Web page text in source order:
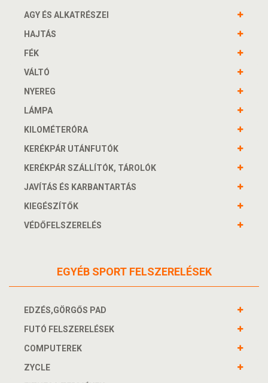
AGY ÉS ALKATRÉSZEI
HAJTÁS
FÉK
VÁLTÓ
NYEREG
LÁMPA
KILOMÉTERÓRA
KERÉKPÁR UTÁNFUTÓK
KERÉKPÁR SZÁLLÍTÓK, TÁROLÓK
JAVÍTÁS ÉS KARBANTARTÁS
KIEGÉSZÍTŐK
VÉDŐFELSZERELÉS
EGYÉB SPORT FELSZERELÉSEK
EDZÉS,GÖRGŐS PAD
FUTÓ FELSZERELÉSEK
COMPUTEREK
ZYCLE